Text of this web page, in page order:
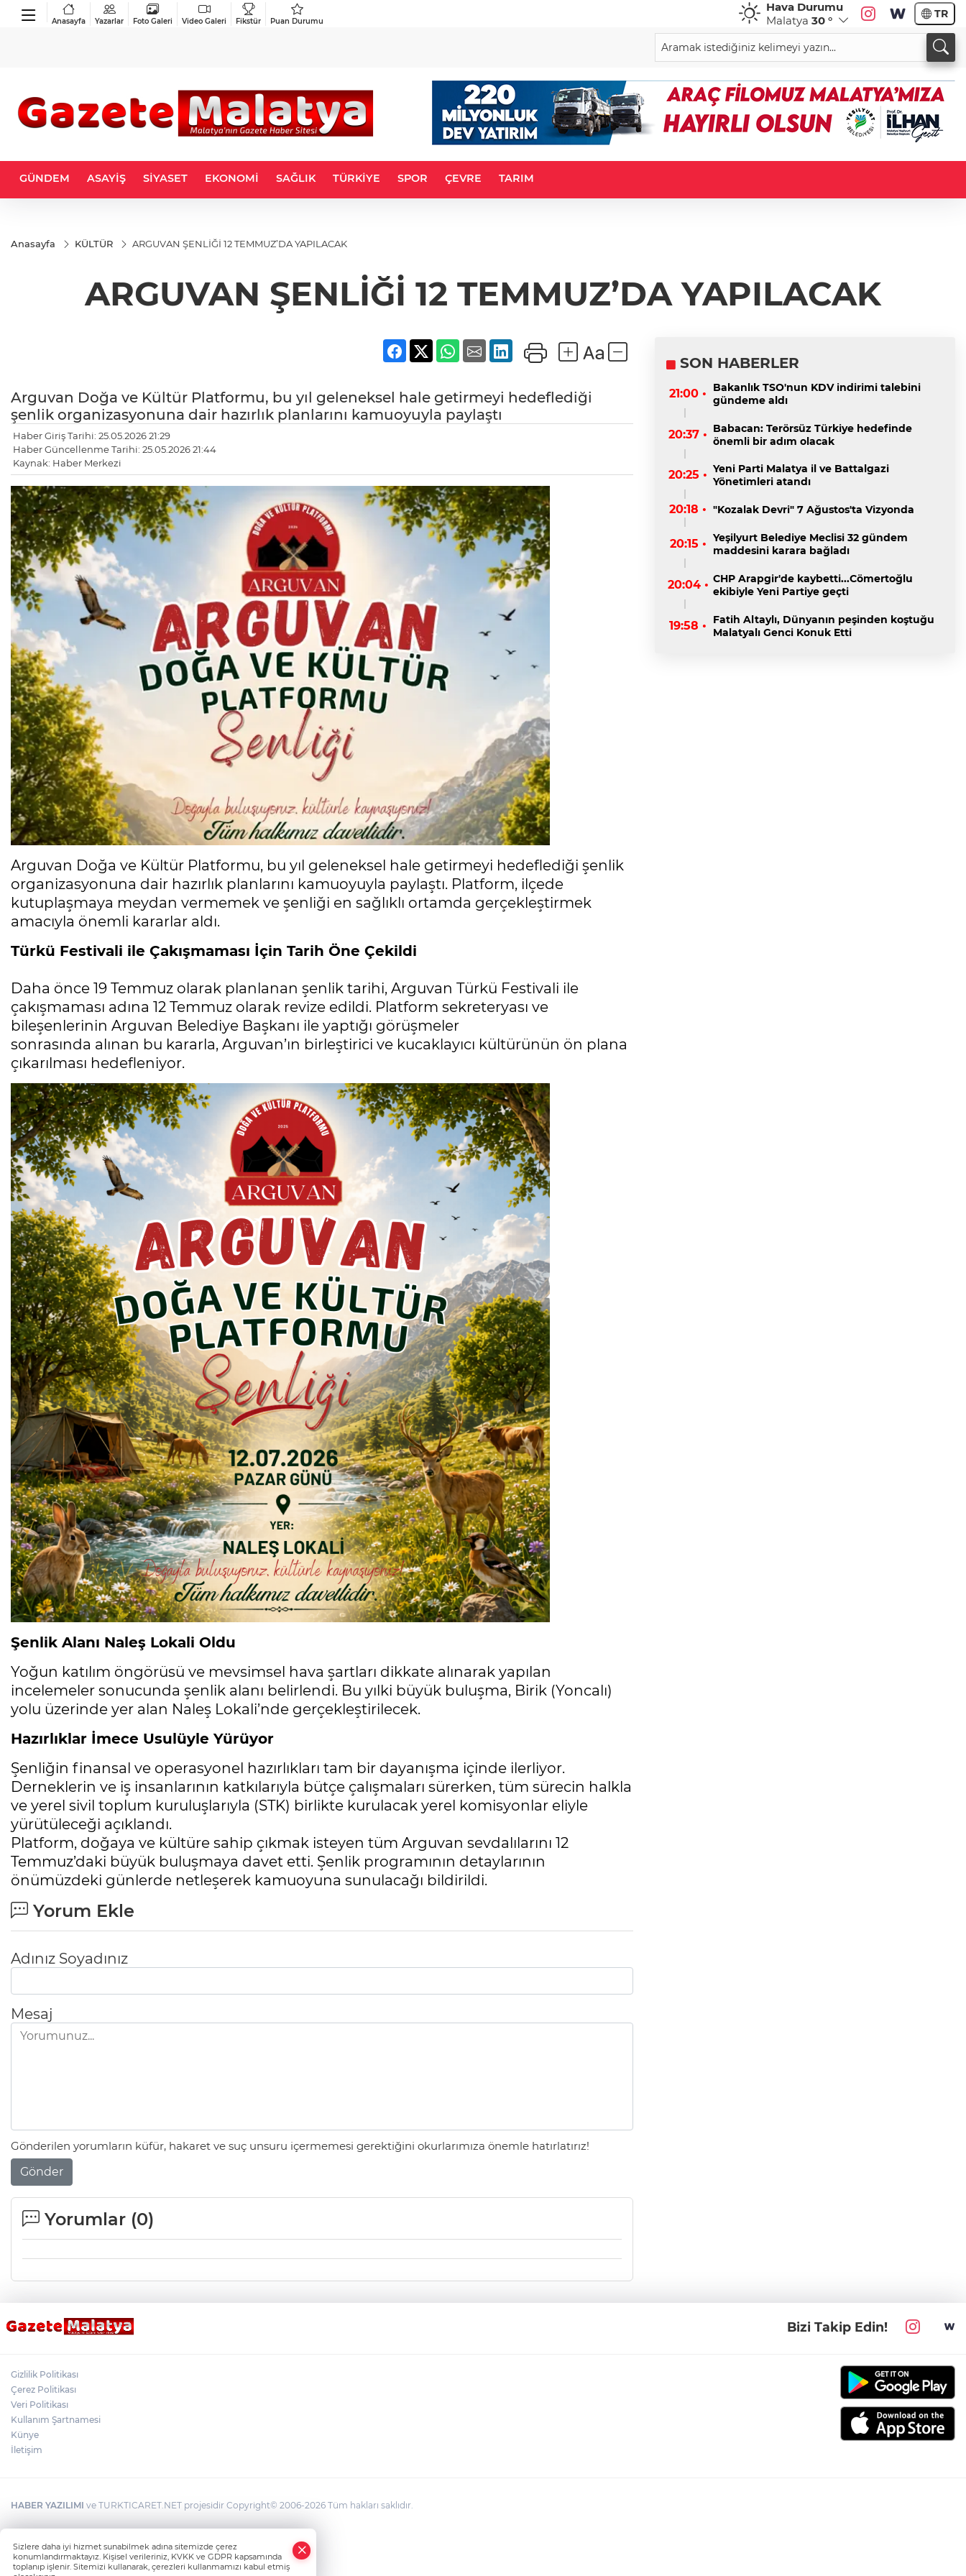
Anasayfa Yazarlar Foto Galeri Video Galeri Fikstür Puan Durumu
Hava Durumu
Malatya 30 ° TR
GÜNDEM ASAYİŞ SİYASET EKONOMİ SAĞLIK TÜRKİYE SPOR ÇEVRE TARIM
Anasayfa KÜLTÜR ARGUVAN ŞENLİĞİ 12 TEMMUZ’DA YAPILACAK
ARGUVAN ŞENLİĞİ 12 TEMMUZ’DA YAPILACAK
Arguvan Doğa ve Kültür Platformu, bu yıl geleneksel hale getirmeyi hedeflediği
şenlik organizasyonuna dair hazırlık planlarını kamuoyuyla paylaştı
Haber Giriş Tarihi: 25.05.2026 21:29
Haber Güncellenme Tarihi: 25.05.2026 21:44
Kaynak: Haber Merkezi
Arguvan Doğa ve Kültür Platformu, bu yıl geleneksel hale getirmeyi hedeflediği şenlik
organizasyonuna dair hazırlık planlarını kamuoyuyla paylaştı. Platform, ilçede
kutuplaşmaya meydan vermemek ve şenliği en sağlıklı ortamda gerçekleştirmek
amacıyla önemli kararlar aldı.
Türkü Festivali ile Çakışmaması İçin Tarih Öne Çekildi
Daha önce 19 Temmuz olarak planlanan şenlik tarihi, Arguvan Türkü Festivali ile
çakışmaması adına 12 Temmuz olarak revize edildi. Platform sekreteryası ve
bileşenlerinin Arguvan Belediye Başkanı ile yaptığı görüşmeler
sonrasında alınan bu kararla, Arguvan’ın birleştirici ve kucaklayıcı kültürünün ön plana
çıkarılması hedefleniyor.
Şenlik Alanı Naleş Lokali Oldu
Yoğun katılım öngörüsü ve mevsimsel hava şartları dikkate alınarak yapılan
incelemeler sonucunda şenlik alanı belirlendi. Bu yılki büyük buluşma, Birik (Yoncalı)
yolu üzerinde yer alan Naleş Lokali’nde gerçekleştirilecek.
Hazırlıklar İmece Usulüyle Yürüyor
Şenliğin finansal ve operasyonel hazırlıkları tam bir dayanışma içinde ilerliyor.
Derneklerin ve iş insanlarının katkılarıyla bütçe çalışmaları sürerken, tüm sürecin halkla
ve yerel sivil toplum kuruluşlarıyla (STK) birlikte kurulacak yerel komisyonlar eliyle
yürütüleceği açıklandı.
Platform, doğaya ve kültüre sahip çıkmak isteyen tüm Arguvan sevdalılarını 12
Temmuz’daki büyük buluşmaya davet etti. Şenlik programının detaylarının
önümüzdeki günlerde netleşerek kamuoyuna sunulacağı bildirildi.
Yorum Ekle
Adınız Soyadınız
Mesaj
Gönderilen yorumların küfür, hakaret ve suç unsuru içermemesi gerektiğini okurlarımıza önemle hatırlatırız!
Gönder
Yorumlar (0)
SON HABERLER
21:00 •
Bakanlık TSO'nun KDV indirimi talebini
gündeme aldı
20:37 • Babacan: Terörsüz Türkiye hedefinde
önemli bir adım olacak
20:25 • Yeni Parti Malatya il ve Battalgazi
Yönetimleri atandı
20:18 • "Kozalak Devri" 7 Ağustos'ta Vizyonda
20:15 • Yeşilyurt Belediye Meclisi 32 gündem
maddesini karara bağladı
20:04 • CHP Arapgir'de kaybetti...Cömertoğlu
ekibiyle Yeni Partiye geçti
19:58 •
Fatih Altaylı, Dünyanın peşinden koştuğu
Malatyalı Genci Konuk Etti
Bizi Takip Edin!
Gizlilik Politikası
Çerez Politikası
Veri Politikası
Kullanım Şartnamesi
Künye
İletişim
HABER YAZILIMI ve TURKTICARET.NET projesidir Copyright© 2006-2026 Tüm hakları saklıdır.
Sizlere daha iyi hizmet sunabilmek adına sitemizde çerez
konumlandırmaktayız. Kişisel verileriniz, KVKK ve GDPR kapsamında
toplanıp işlenir. Sitemizi kullanarak, çerezleri kullanmamızı kabul etmiş
Whatsapp